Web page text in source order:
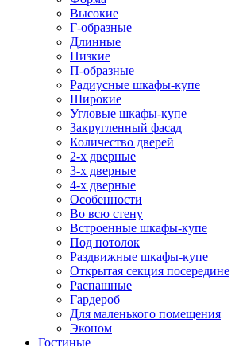
Высокие
Г-образные
Длинные
Низкие
П-образные
Радиусные шкафы-купе
Широкие
Угловые шкафы-купе
Закругленный фасад
Количество дверей
2-х дверные
3-х дверные
4-х дверные
Особенности
Во всю стену
Встроенные шкафы-купе
Под потолок
Раздвижные шкафы-купе
Открытая секция посередине
Распашные
Гардероб
Для маленького помещения
Эконом
Гостиные